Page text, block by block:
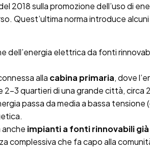
2018 sulla promozione dell’uso di
Quest’ultima norma introduce
dell’energia elettrica da fonti
alla cabina primaria, dove
3 quartieri di una grande città, circa
passa da media a bassa
impianti a fonti rinnovabili
complessiva che fa capo alla